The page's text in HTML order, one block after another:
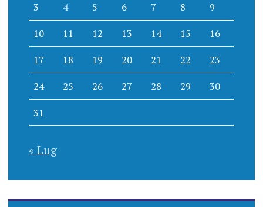
3 4 5 6 7 8 9
10 11 12 13 14 15 16
17 18 19 20 21 22 23
24 25 26 27 28 29 30
31
« Lug